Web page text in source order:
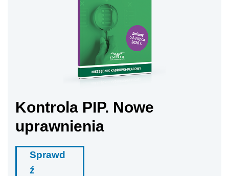
Kontrola PIP. Nowe
uprawnienia
Sprawd
ź